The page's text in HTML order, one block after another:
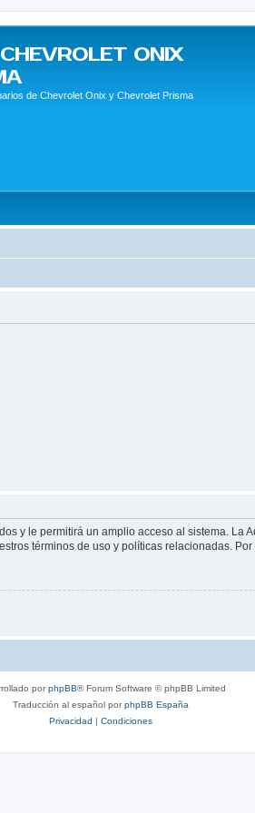
ONIX
de Chevrolet Onix y Chevrolet Prisma
y le permitirá un amplio acceso al sistema.
términos de uso y políticas relacionadas.
porphpBB® Forum Software © phpBB Limited
Traducción al español porphpBB España
Privacidad | Condiciones